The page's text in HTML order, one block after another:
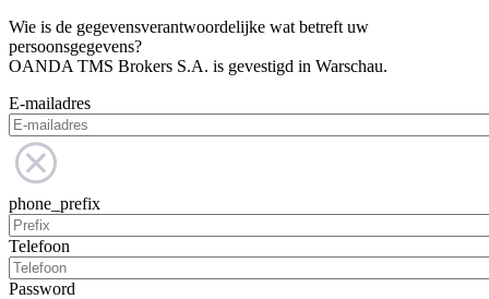
Wie is de gegevensverantwoordelijke wat betreft uw
persoonsgegevens?
OANDA TMS Brokers S.A. is gevestigd in Warschau.
E-mailadres
phone_prefix
Telefoon
Password